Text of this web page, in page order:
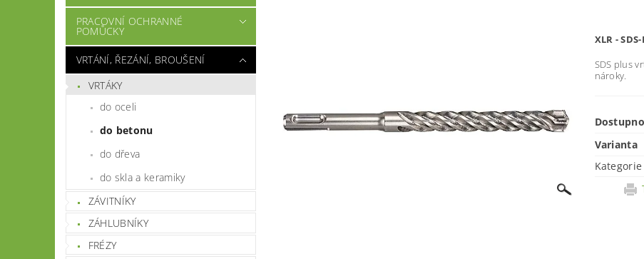
PRACOVNÍ OCHRANNÉ
POMŮCKY
VRTÁNÍ, ŘEZÁNÍ, BROUŠENÍ
VRTÁKY
do oceli
do betonu
do dřeva
do skla a keramiky
ZÁVITNÍKY
ZÁHLUBNÍKY
FRÉZY
XLR -
SDS plus
nároky.
Varianta
Kategorie